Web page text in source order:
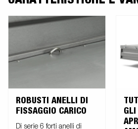
centine e teli (quasi tutti gli accessori
mostrare apparecchiature opzionali.
ROBUSTI ANELLI DI
FISSAGGIO CARICO
Di serie 6 forti anelli di
GLI